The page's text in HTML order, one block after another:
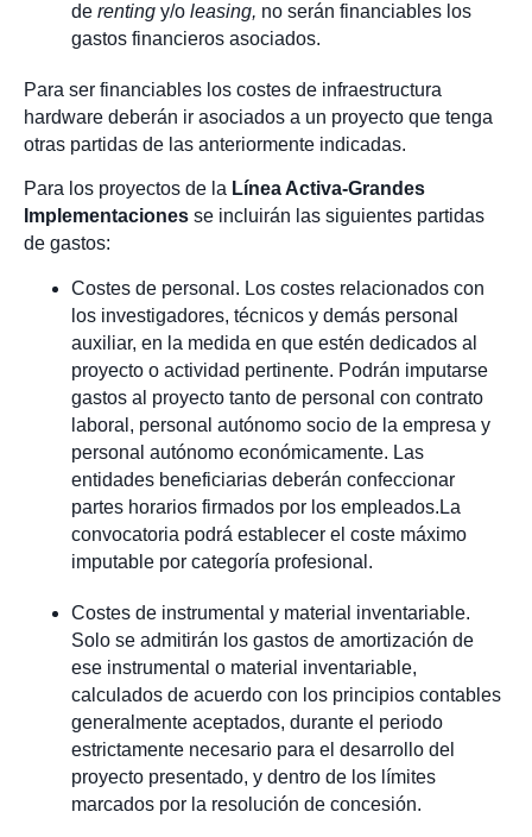
de renting y/o leasing, no serán financiables los
gastos financieros asociados.
Para ser financiables los costes de infraestructura
hardware deberán ir asociados a un proyecto que tenga
otras partidas de las anteriormente indicadas.
Para los proyectos de la Línea Activa-Grandes
Implementaciones se incluirán las siguientes partidas
de gastos:
Costes de personal. Los costes relacionados con
los investigadores, técnicos y demás personal
auxiliar, en la medida en que estén dedicados al
proyecto o actividad pertinente. Podrán imputarse
gastos al proyecto tanto de personal con contrato
laboral, personal autónomo socio de la empresa y
personal autónomo económicamente. Las
entidades beneficiarias deberán confeccionar
partes horarios firmados por los empleados.La
convocatoria podrá establecer el coste máximo
imputable por categoría profesional.
Costes de instrumental y material inventariable.
Solo se admitirán los gastos de amortización de
ese instrumental o material inventariable,
calculados de acuerdo con los principios contables
generalmente aceptados, durante el periodo
estrictamente necesario para el desarrollo del
proyecto presentado, y dentro de los límites
marcados por la resolución de concesión.